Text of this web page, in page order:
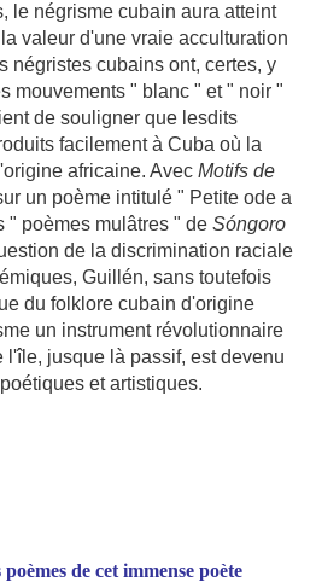
le négrisme cubain aura atteint
valeur d'une vraie acculturation
négristes cubains ont, certes, y
mouvements " blanc " et " noir "
de souligner que lesdits
facilement à Cuba où la
africaine. Avec Motifs de
un poème intitulé " Petite ode a
" poèmes mulâtres " de Sóngoro
de la discrimination raciale
Guillén, sans toutefois
du folklore cubain d'origine
un instrument révolutionnaire
l'île, jusque là passif, est devenu
et artistiques.
de cet immense poète